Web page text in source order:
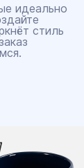
идеально
стиль